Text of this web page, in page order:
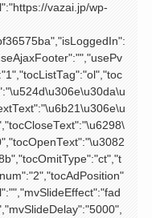
vazai.jp/wp-